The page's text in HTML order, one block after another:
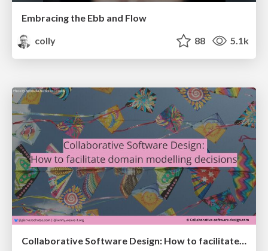
Embracing the Ebb and Flow
colly
88 5.1k
Collaborative Software Design: How to facilitate domain modelling decisions